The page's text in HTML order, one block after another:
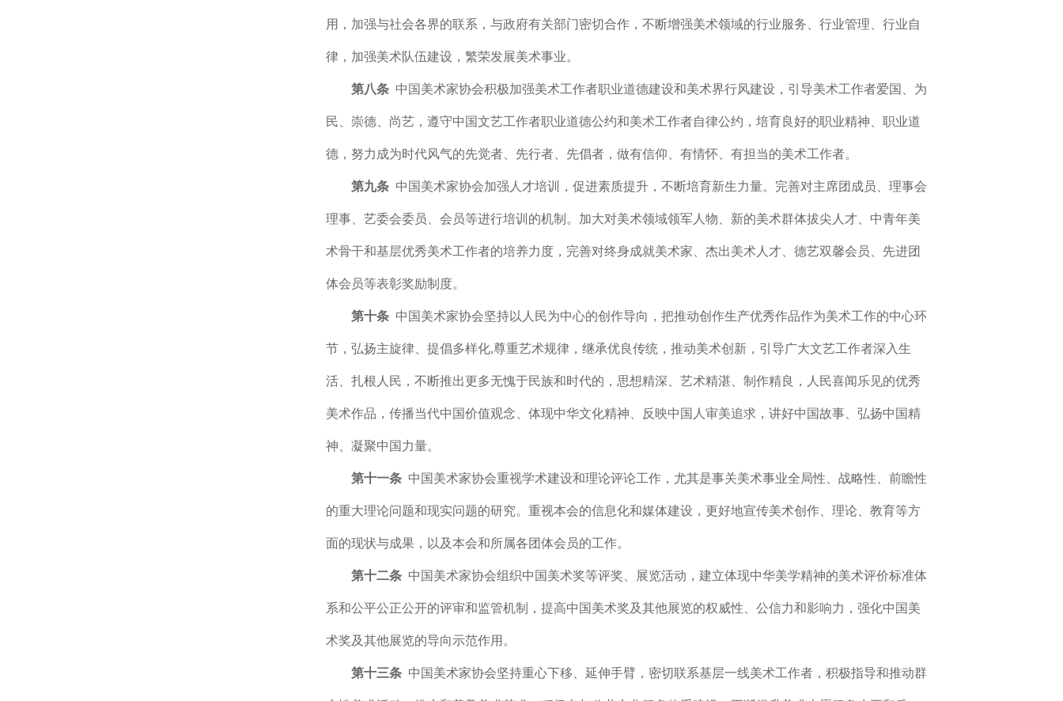
用，加强与社会各界的联系，与政府有关部门密切合作，不断增强美术领域的行业服务、行业管理、行业自
律，加强美术队伍建设，繁荣发展美术事业。
第八条 中国美术家协会积极加强美术工作者职业道德建设和美术界行风建设，引导美术工作者爱国、为
民、崇德、尚艺，遵守中国文艺工作者职业道德公约和美术工作者自律公约，培育良好的职业精神、职业道
德，努力成为时代风气的先觉者、先行者、先倡者，做有信仰、有情怀、有担当的美术工作者。
第九条 中国美术家协会加强人才培训，促进素质提升，不断培育新生力量。完善对主席团成员、理事会
理事、艺委会委员、会员等进行培训的机制。加大对美术领域领军人物、新的美术群体拔尖人才、中青年美
术骨干和基层优秀美术工作者的培养力度，完善对终身成就美术家、杰出美术人才、德艺双馨会员、先进团
体会员等表彰奖励制度。
第十条 中国美术家协会坚持以人民为中心的创作导向，把推动创作生产优秀作品作为美术工作的中心环
节，弘扬主旋律、提倡多样化,尊重艺术规律，继承优良传统，推动美术创新，引导广大文艺工作者深入生
活、扎根人民，不断推出更多无愧于民族和时代的，思想精深、艺术精湛、制作精良，人民喜闻乐见的优秀
美术作品，传播当代中国价值观念、体现中华文化精神、反映中国人审美追求，讲好中国故事、弘扬中国精
神、凝聚中国力量。
第十一条 中国美术家协会重视学术建设和理论评论工作，尤其是事关美术事业全局性、战略性、前瞻性
的重大理论问题和现实问题的研究。重视本会的信息化和媒体建设，更好地宣传美术创作、理论、教育等方
面的现状与成果，以及本会和所属各团体会员的工作。
第十二条 中国美术家协会组织中国美术奖等评奖、展览活动，建立体现中华美学精神的美术评价标准体
系和公平公正公开的评审和监管机制，提高中国美术奖及其他展览的权威性、公信力和影响力，强化中国美
术奖及其他展览的导向示范作用。
第十三条 中国美术家协会坚持重心下移、延伸手臂，密切联系基层一线美术工作者，积极指导和推动群